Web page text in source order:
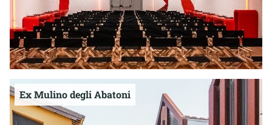
Ex Mulino degli Abatoni